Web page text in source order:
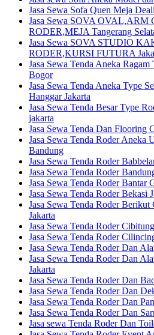
Jasa Sewa Sofa Quen Meja
Jasa Sewa SOVA
RODER,MEJA Tangerang
Jasa Sewa SOVA STUDIO
RODER,KURSI FUTURA
Jasa Sewa Tenda Aneka Ragam
Bogor
Jasa Sewa Tenda Aneka Type
Hanggar Jakarta
Jasa Sewa Tenda Besar Type
jakarta
Jasa Sewa Tenda Dan Flooring
Jasa Sewa Tenda Roder Aneka
Bandung
Jasa Sewa Tenda Roder
Jasa Sewa Tenda Roder
Jasa Sewa Tenda Roder Bantar
Jasa Sewa Tenda Roder Bekasi
Jasa Sewa Tenda Roder
Jakarta
Jasa Sewa Tenda Roder
Jasa Sewa Tenda Roder
Jasa Sewa Tenda Roder Dan
Jasa Sewa Tenda Roder Dan
Jakarta
Jasa Sewa Tenda Roder Dan
Jasa Sewa Tenda Roder Dan
Jasa Sewa Tenda Roder Dan
Jasa Sewa Tenda Roder Dan
Jasa sewa Tenda Roder Dan